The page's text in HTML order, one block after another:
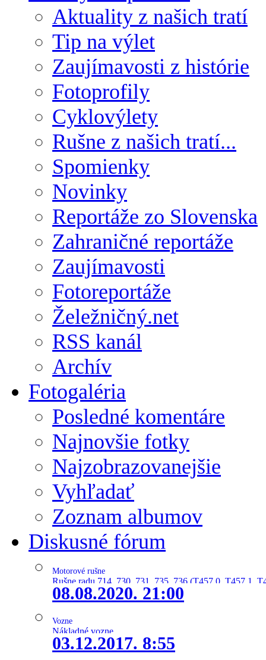
Aktuality z našich tratí
Tip na výlet
Zaujímavosti z histórie
Fotoprofily
Cyklovýlety
Rušne z našich tratí...
Spomienky
Novinky
Reportáže zo Slovenska
Zahraničné reportáže
Zaujímavosti
Fotoreportáže
Želežničný.net
RSS kanál
Archív
Fotogaléria
Posledné komentáre
Najnovšie fotky
Najzobrazovanejšie
Vyhľadať
Zoznam albumov
Diskusné fórum
Motorové rušne
Rušne radu 714, 730, 731, 735, 736 (T457.0, T457.1,
08.08.2020. 21:00
Vozne
Nákladné vozne
03.12.2017. 8:55